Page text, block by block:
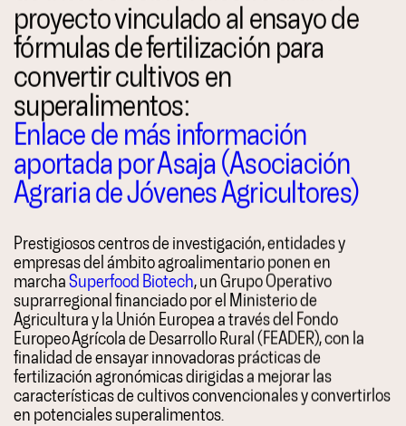
proyecto vinculado al ensayo de
fórmulas de fertilización para
convertir cultivos en
superalimentos:
Enlace de más información
aportada por Asaja (Asociación
Agraria de Jóvenes Agricultores)
Prestigiosos centros de investigación, entidades y
empresas del ámbito agroalimentario ponen en
marchaSuperfood Biotech, un Grupo Operativo
suprarregional financiado por el Ministerio de
Agricultura y la Unión Europea a través del Fondo
Europeo Agrícola de Desarrollo Rural (FEADER), con la
finalidad de ensayar innovadoras prácticas de
fertilización agronómicas dirigidas a mejorar las
características de cultivos convencionales y convertirlos
en potencialessuperalimentos.